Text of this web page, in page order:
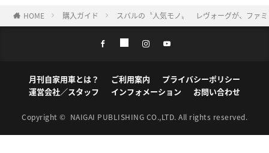
HOME 購入ガイド スバルの〝人気モノ〟 レヴォーグが、ファ
月刊自家用車とは？ ご利用案内
プライバシーポリシー
運営会社／スタッフ
インフォメーション お問い合わせ
Copyright © NAIGAI PUBLISHING CO.,LTD. All rights reserved.